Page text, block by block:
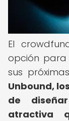
El
opción para
sus
Unbound,
de
atractiva